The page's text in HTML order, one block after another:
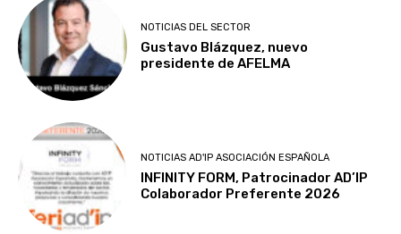
NOTICIAS DEL SECTOR
Gustavo Blázquez, nuevo
presidente de AFELMA
NOTICIAS AD'IP ASOCIACIÓN ESPAÑOLA
INFINITY FORM, Patrocinador AD’IP
Colaborador Preferente 2026